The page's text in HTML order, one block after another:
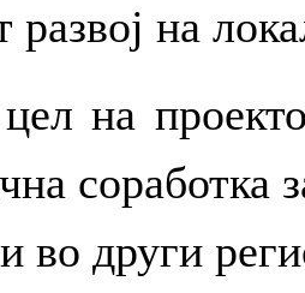
на
на
соработка
во други